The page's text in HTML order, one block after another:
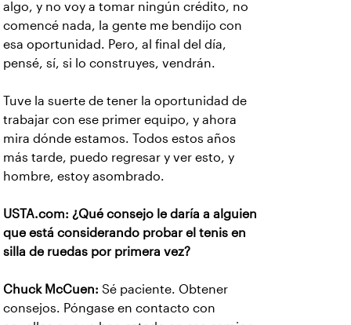
algo, y no voy a tomar ningún crédito, no
comencé nada, la gente me bendijo con
esa oportunidad. Pero, al final del día,
pensé, sí, si lo construyes, vendrán.
Tuve la suerte de tener la oportunidad de
trabajar con ese primer equipo, y ahora
mira dónde estamos. Todos estos años
más tarde, puedo regresar y ver esto, y
hombre, estoy asombrado.
USTA.com: ¿Qué consejo le daría a alguien
que está considerando probar el tenis en
silla de ruedas por primera vez?
Chuck McCuen: Sé paciente. Obtener
consejos. Póngase en contacto con